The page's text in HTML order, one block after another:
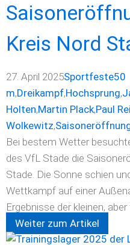
Kreis Nord
27. April 2025Sportfeste50
m,Dreikampf,Hochsprung,
Holten,Martin Plack,Paul
Wolkewitz,
Bei bestem Wetter
des VfL Stade die
Stade. Die Sonne schien
Wettkampf auf einer
Ergebnisse der kleinen, aber
Weiter zum Artikel